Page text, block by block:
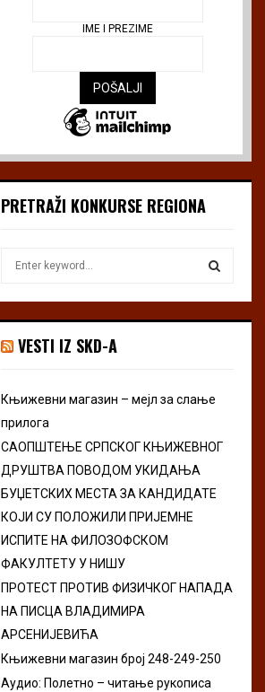
IME I PREZIME
PRETRAŽI KONKURSE REGIONA
h
r
:
S
C
VESTI IZ SKD-A
Књижевни магазин – мејл за слање
прилога
САОПШТЕЊЕ СРПСКОГ КЊИЖЕВНОГ
ДРУШТВА ПОВОДОМ УКИДАЊА
БУЏЕТСКИХ МЕСТА ЗА КАНДИДАТЕ
КОЈИ СУ ПОЛОЖИЛИ ПРИЈЕМНЕ
ИСПИТЕ НА ФИЛОЗОФСКОМ
ФАКУЛТЕТУ У НИШУ
ПРОТЕСТ ПРОТИВ ФИЗИЧКОГ НАПАДА
НА ПИСЦА ВЛАДИМИРА
АРСЕНИЈЕВИЋА
Књижевни магазин број 248-249-250
Аудио: Полетно – читање рукописа